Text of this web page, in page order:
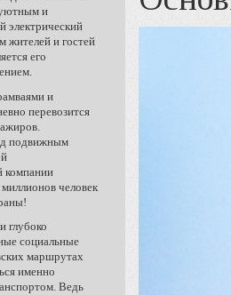
и
электрический
жителей и гостей
его
и
перевозится
подвижным
компании
человек
глубоко
социальные
маршрутах
именно
Ведь